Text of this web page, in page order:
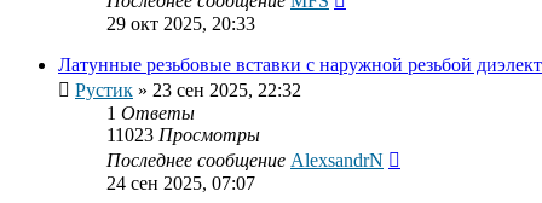
29 окт 2025, 20:33
Латунные резьбовые вставки с наружной резьбой
Рустик » 23 сен 2025, 22:32
1 Ответы
11023 Просмотры
Последнее сообщение AlexsandrN
24 сен 2025, 07:07